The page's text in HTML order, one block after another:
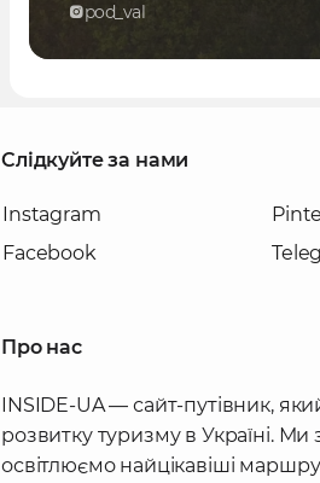
pod_val
Слідкуйте за нами
Instagram
Facebook
Про нас
INSIDE-UA — сайт-путівник,
розвитку туризму в Україні. Ми
освітлюємо найцікавіші